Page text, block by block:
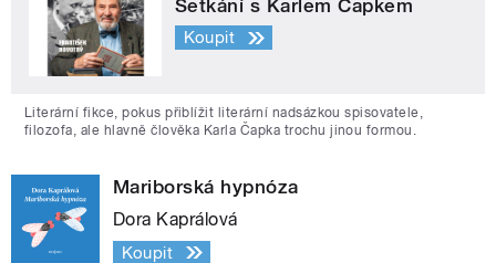
Setkání s Karlem Čapkem
Koupit
Literární fikce, pokus přiblížit literární nadsázkou spisovatele,
filozofa, ale hlavně člověka Karla Čapka trochu jinou formou.
Mariborská hypnóza
Dora Kaprálová
Koupit